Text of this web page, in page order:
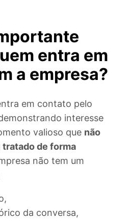
entra em
a empresa?
em contato pelo
interesse
valioso que não
tratado de forma
não tem um
da conversa,